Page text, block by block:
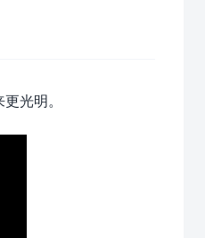
光明。